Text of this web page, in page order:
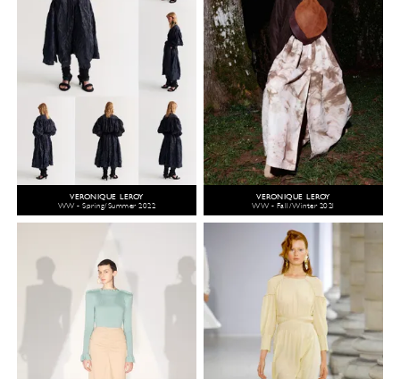
VERONIQUE LEROY
WW - Spring/Summer 2022
VERONIQUE LEROY
WW - Fall/Winter 2021